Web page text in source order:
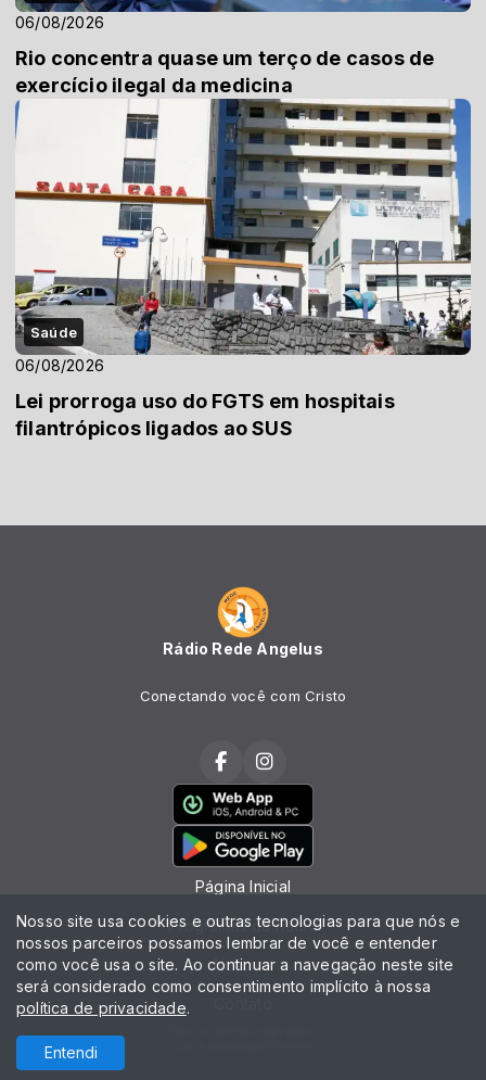
06/08/2026
Rio concentra quase um terço de casos de
exercício ilegal da medicina
Saúde
06/08/2026
Lei prorroga uso do FGTS em hospitais
filantrópicos ligados ao SUS
Rádio Rede Angelus
Conectando você com Cristo
Página Inicial
Programas da Rádio
Notícias
Nosso site usa cookies e outras tecnologias para que nós e
nossos parceiros possamos lembrar de você e entender
como você usa o site. Ao continuar a navegação neste site
será considerado como consentimento implícito à nossa
política de privacidade.
Entendi